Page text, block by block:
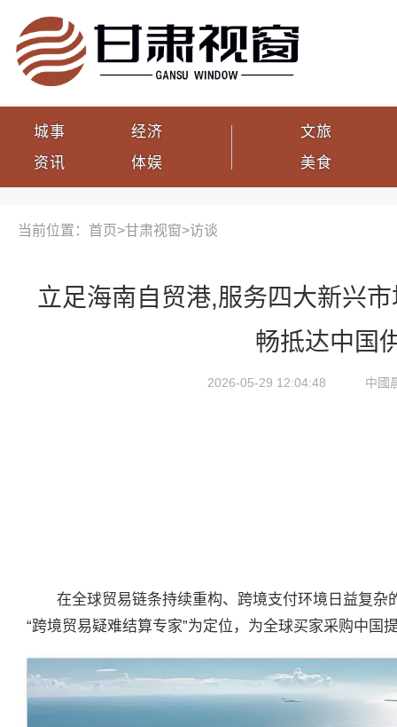
城事
资讯
经济
体娱
文旅
美食
当前位置：首页>甘肃视窗>访谈
立足海南自贸港,服务四大新兴
畅抵达中国
2026-05-29 12:04:48 中國
在全球贸易链条持续重构、跨境支付环境日益复
“跨境贸易疑难结算专家”为定位，为全球买家采购中国